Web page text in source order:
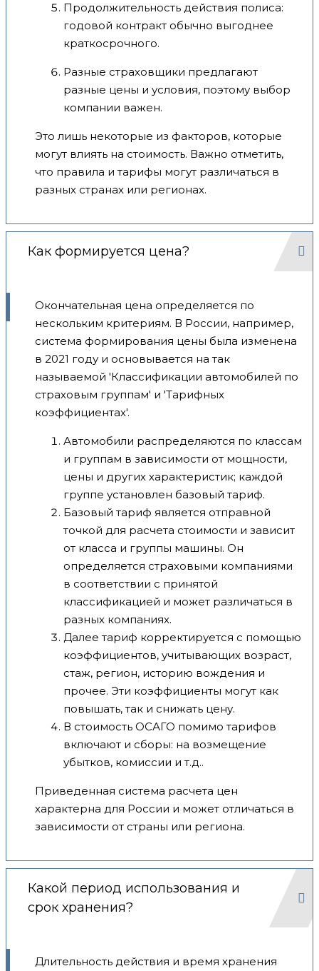
Продолжительность действия полиса:
годовой контракт обычно выгоднее
краткосрочного.
Разные страховщики предлагают
разные цены и условия, поэтому выбор
компании важен.
Это лишь некоторые из факторов, которые
могут влиять на стоимость. Важно отметить,
что правила и тарифы могут различаться в
разных странах или регионах.
Как формируется цена?
Окончательная цена определяется по
нескольким критериям. В России, например,
система формирования цены была изменена
в 2021 году и основывается на так
называемой 'Классификации автомобилей по
страховым группам' и 'Тарифных
коэффициентах'.
Автомобили распределяются по классам
и группам в зависимости от мощности,
цены и других характеристик; каждой
группе установлен базовый тариф.
Базовый тариф является отправной
точкой для расчета стоимости и зависит
от класса и группы машины. Он
определяется страховыми компаниями
в соответствии с принятой
классификацией и может различаться в
разных компаниях.
Далее тариф корректируется с помощью
коэффициентов, учитывающих возраст,
стаж, регион, историю вождения и
прочее. Эти коэффициенты могут как
повышать, так и снижать цену.
В стоимость ОСАГО помимо тарифов
включают и сборы: на возмещение
убытков, комиссии и т.д..
Приведенная система расчета цен
характерна для России и может отличаться в
зависимости от страны или региона.
Какой период использования и
срок хранения?
Длительность действия и время хранения